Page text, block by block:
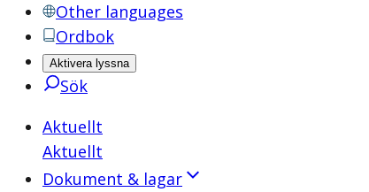
Other languages
Ordbok
Aktivera lyssna
Sök
Aktuellt
Aktuellt
Dokument & lagar